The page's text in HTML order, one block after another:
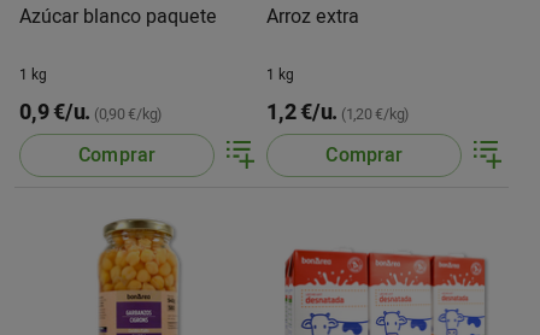
Azúcar blanco paquete
1 kg
0,9 €/u. (0,90 €/kg)
Comprar
Arroz extra
1 kg
1,2 €/u. (1,20 €/kg)
Comprar